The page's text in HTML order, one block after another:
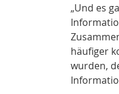
„Und es
häufiger
wurden,